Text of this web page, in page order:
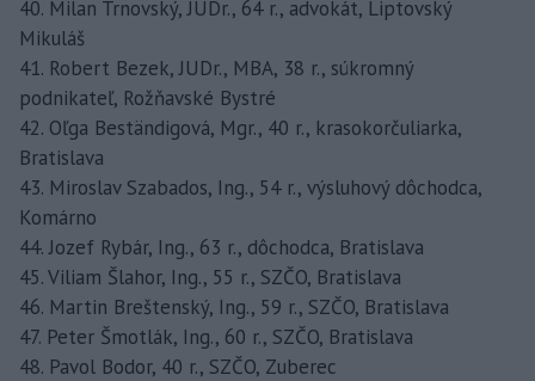
40. Milan Trnovský, JUDr., 64 r., advokát, Liptovský
Mikuláš
41. Robert Bezek, JUDr., MBA, 38 r., súkromný
podnikateľ, Rožňavské Bystré
42. Oľga Beständigová, Mgr., 40 r., krasokorčuliarka,
Bratislava
43. Miroslav Szabados, Ing., 54 r., výsluhový dôchodca,
Komárno
44. Jozef Rybár, Ing., 63 r., dôchodca, Bratislava
45. Viliam Šlahor, Ing., 55 r., SZČO, Bratislava
46. Martin Breštenský, Ing., 59 r., SZČO, Bratislava
47. Peter Šmotlák, Ing., 60 r., SZČO, Bratislava
48. Pavol Bodor, 40 r., SZČO, Zuberec